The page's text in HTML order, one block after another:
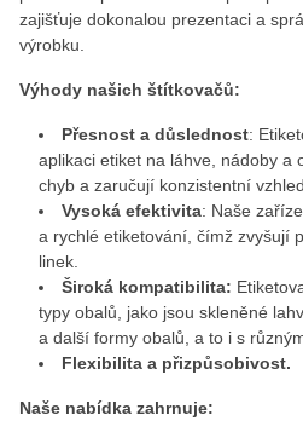
zajišťuje dokonalou prezentaci a
výrobku.
Výhody našich štítkovačů:
Přesnost a důslednost:
aplikaci etiket na láhve, nádoby a
chyb a zaručují konzistentní
Vysoká efektivita: Naše
a rychlé etiketování, čímž zvyšují
linek.
Široká kompatibilita:
typy obalů, jako jsou skleněné
a další formy obalů, a to i s
Flexibilita a přizpůsobivost.
Naše nabídka zahrnuje: